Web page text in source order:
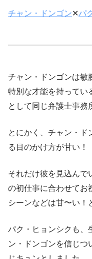
チャン・ドンゴン✕パ
チャン・ドンゴンは敏
特別な才能を持ってい
として同じ弁護士事務
とにかく、チャン・ド
る目のかけ方が甘い！
それだけ彼を見込んで
の初仕事に合わせてお
シーンなどは甘〜い！
パク・ヒョンシクも、
ン・ドンゴンを信じつ